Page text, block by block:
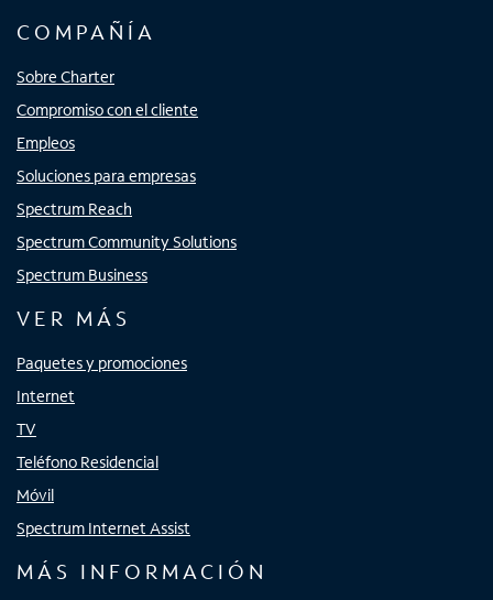
COMPAÑÍA
Sobre Charter
Compromiso con el cliente
Empleos
Soluciones para empresas
Spectrum Reach
Spectrum Community Solutions
Spectrum Business
VER MÁS
Paquetes y promociones
Internet
TV
Teléfono Residencial
Móvil
Spectrum Internet Assist
MÁS INFORMACIÓN